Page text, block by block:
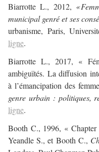
Biarrotte L., 2012, «
municipal genré et ses
urbanisme, Paris,
ligne.
Biarrotte L., 2017, «
ambiguïtés. La diffusion
à l’émancipation des
genre urbain : politiques,
ligne.
Booth C., 1996, «
Yeandle S., et Booth C.,